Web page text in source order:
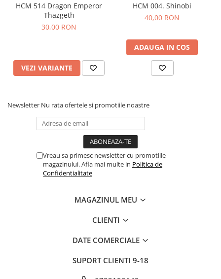
HCM 514 Dragon Emperor
Thazgeth
30,00 RON
VEZI VARIANTE
HCM 004. Shinobi
40,00 RON
ADAUGA IN COS
Newsletter Nu rata ofertele si promotiile noastre
Vreau sa primesc newsletter cu promotiile
magazinului. Afla mai multe in Politica de
Confidentialitate
MAGAZINUL MEU
CLIENTI
DATE COMERCIALE
SUPORT CLIENTI 9-18